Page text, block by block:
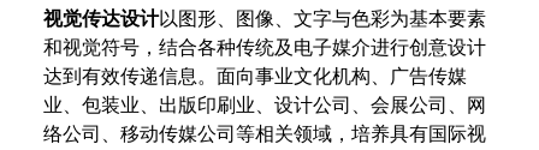
视觉传达设计以图形、图像、文字与色彩为基本要素
和视觉符号，结合各种传统及电子媒介进行创意设计
达到有效传递信息。面向事业文化机构、广告传媒
业、包装业、出版印刷业、设计公司、会展公司、网
络公司、移动传媒公司等相关领域，培养具有国际视